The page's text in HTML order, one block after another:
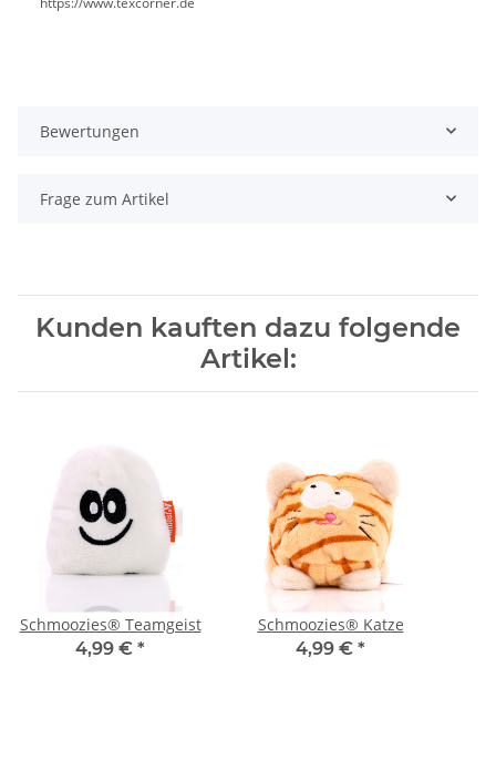
Bewertungen
Frage zum Artikel
Kunden kauften dazu folgende
Artikel:
Schmoozies® Teamgeist
4,99 € *
Schmoozies® Katze
4,99 € *